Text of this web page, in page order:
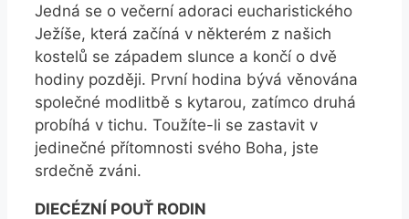
Jedná se o večerní adoraci eucharistického
Ježíše, která začíná v některém z našich
kostelů se západem slunce a končí o dvě
hodiny později. První hodina bývá věnována
společné modlitbě s kytarou, zatímco druhá
probíhá v tichu. Toužíte-li se zastavit v
jedinečné přítomnosti svého Boha, jste
srdečně zváni.
DIECÉZNÍ POUŤ RODIN